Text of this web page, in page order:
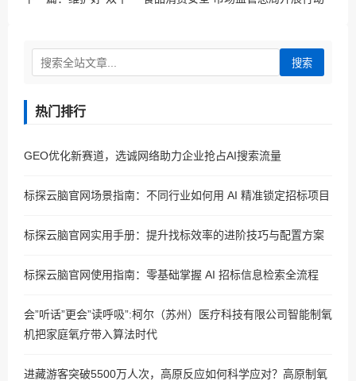
搜索
热门排行
GEO优化新赛道，选诚网络助力企业抢占AI搜索流量
标探云脑官网场景指南：不同行业如何用 AI 精准锁定招标项目
标探云脑官网实用手册：提升找标效率的进阶技巧与配置方案
标探云脑官网使用指南：零基础掌握 AI 招标信息检索全流程
会”听话”更会”读呼吸”:柯尔（苏州）医疗科技有限公司智能制氧
机把家庭氧疗带入算法时代
进藏游客突破5500万人次，高原反应如何科学应对？高原制氧